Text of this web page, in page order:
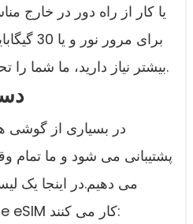
یا کار از راه دور در
بیشتر نیاز دارید، ما شما را تحت پوشش قرار داده ایم.
پشتیبانی می شود و ما
می دهیم.در اینجا یک
محبوب است که با Prune eSIM کار می کنند: